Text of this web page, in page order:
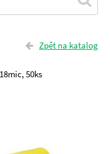
Zpět na katalog
50ks